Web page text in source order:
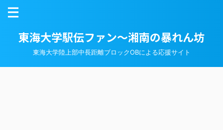
東海大学駅伝ファン～湘南の暴れん坊
東海大学陸上部中長距離ブロックOBによる応援サイト